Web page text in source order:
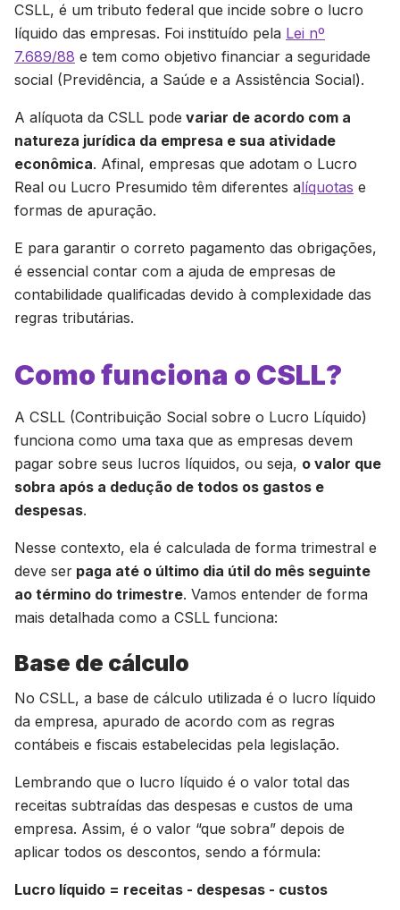
CSLL, é um tributo federal que incide sobre o lucro
líquido das empresas. Foi instituído pela Lei nº
7.689/88 e tem como objetivo financiar a seguridade
social (Previdência, a Saúde e a Assistência Social).
A alíquota da CSLL pode variar de acordo com a
natureza jurídica da empresa e sua atividade
econômica. Afinal, empresas que adotam o Lucro
Real ou Lucro Presumido têm diferentes alíquotas e
formas de apuração.
E para garantir o correto pagamento das obrigações,
é essencial contar com a ajuda de empresas de
contabilidade qualificadas devido à complexidade das
regras tributárias.
Como funciona o CSLL?
A CSLL (Contribuição Social sobre o Lucro Líquido)
funciona como uma taxa que as empresas devem
pagar sobre seus lucros líquidos, ou seja, o valor que
sobra após a dedução de todos os gastos e
despesas.
Nesse contexto, ela é calculada de forma trimestral e
deve ser paga até o último dia útil do mês seguinte
ao término do trimestre. Vamos entender de forma
mais detalhada como a CSLL funciona:
Base de cálculo
No CSLL, a base de cálculo utilizada é o lucro líquido
da empresa, apurado de acordo com as regras
contábeis e fiscais estabelecidas pela legislação.
Lembrando que o lucro líquido é o valor total das
receitas subtraídas das despesas e custos de uma
empresa. Assim, é o valor “que sobra” depois de
aplicar todos os descontos, sendo a fórmula:
Lucro líquido = receitas - despesas - custos